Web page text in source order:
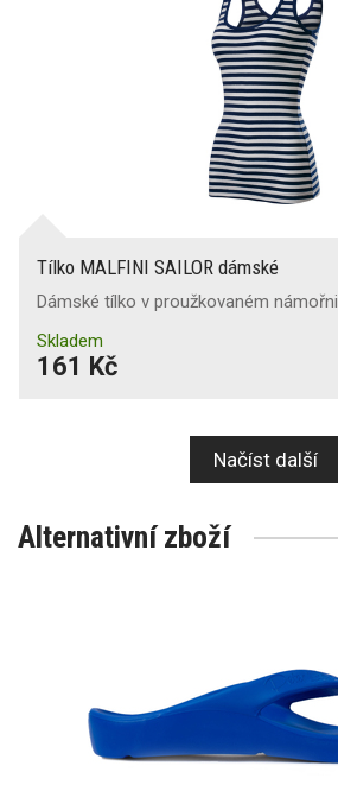
Tílko MALFINI SAILOR dámské
Dámské tílko v proužkovaném
Skladem
161 Kč
Načíst další
Alternativní zboží